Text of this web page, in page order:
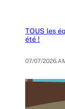
TOUS les
été !
07/07/2026.